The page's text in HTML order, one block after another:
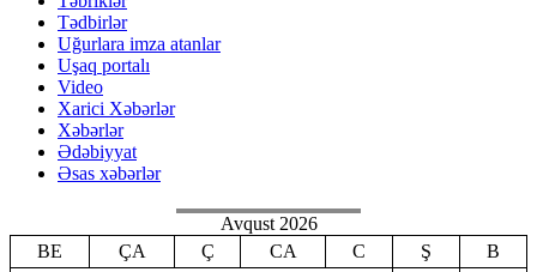
Tədbirlər
Uğurlara imza atanlar
Uşaq portalı
Video
Xarici Xəbərlər
Xəbərlər
Ədəbiyyat
Əsas xəbərlər
Avqust 2026
BE
ÇA Ç CA C Ş
B